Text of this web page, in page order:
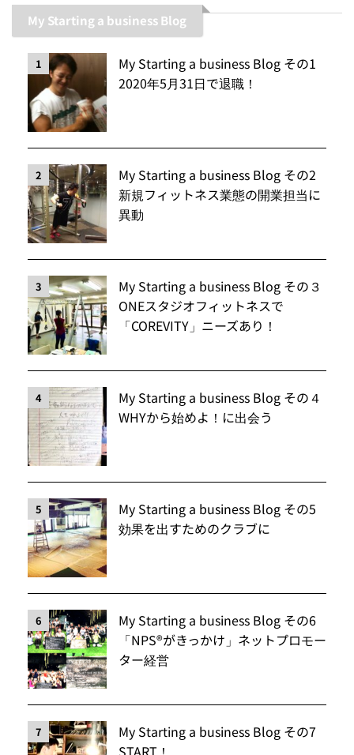
My Starting a business Blog
1
My Starting a business Blog その1
2020年5月31日で退職！
2
My Starting a business Blog その2
新規フィットネス業態の開業担当に
異動
3
My Starting a business Blog その３
ONEスタジオフィットネスで
「COREVITY」ニーズあり！
4
My Starting a business Blog その４
WHYから始めよ！に出会う
5
My Starting a business Blog その5
効果を出すためのクラブに
6
My Starting a business Blog その6
「NPS®️がきっかけ」ネットプロモー
ター経営
7
My Starting a business Blog その7
START！